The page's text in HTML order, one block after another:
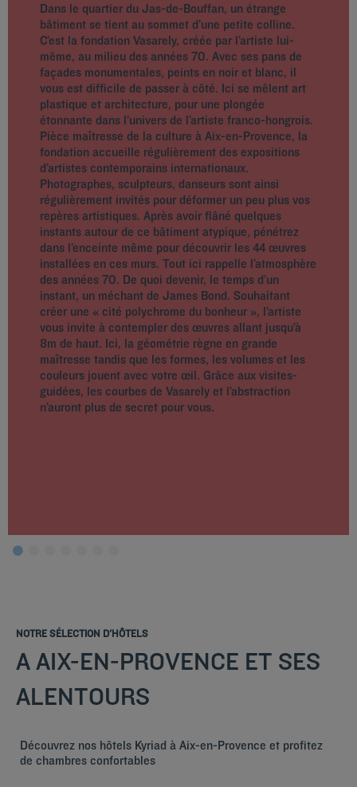
Dans le quartier du Jas-de-Bouffan, un étrange
bâtiment se tient au sommet d’une petite colline.
C’est la fondation Vasarely, créée par l’artiste lui-
même, au milieu des années 70. Avec ses pans de
façades monumentales, peints en noir et blanc, il
vous est difficile de passer à côté. Ici se mêlent art
plastique et architecture, pour une plongée
étonnante dans l’univers de l’artiste franco-hongrois.
Pièce maîtresse de la culture à Aix-en-Provence, la
fondation accueille régulièrement des expositions
d’artistes contemporains internationaux.
Photographes, sculpteurs, danseurs sont ainsi
régulièrement invités pour déformer un peu plus vos
repères artistiques. Après avoir flâné quelques
instants autour de ce bâtiment atypique, pénétrez
dans l’enceinte même pour découvrir les 44 œuvres
installées en ces murs. Tout ici rappelle l’atmosphère
des années 70. De quoi devenir, le temps d’un
instant, un méchant de James Bond. Souhaitant
créer une « cité polychrome du bonheur », l’artiste
vous invite à contempler des œuvres allant jusqu’à
8m de haut. Ici, la géométrie règne en grande
maîtresse tandis que les formes, les volumes et les
couleurs jouent avec votre œil. Grâce aux visites-
guidées, les courbes de Vasarely et l’abstraction
n’auront plus de secret pour vous.
NOTRE SÉLECTION D'HÔTELS
A AIX-EN-PROVENCE ET SES
ALENTOURS
Découvrez nos hôtels Kyriad à Aix-en-Provence et profitez
de chambres confortables